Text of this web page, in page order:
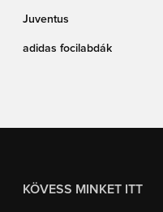
Juventus
adidas focilabdák
KÖVESS MINKET ITT